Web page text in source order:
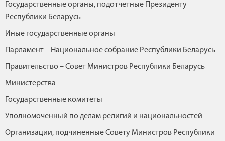
Государственные органы, подотчетные Президенту
Республики Беларусь
Иные государственные органы
Парламент – Национальное собрание Республики Беларусь
Правительство – Совет Министров Республики Беларусь
Министерства
Государственные комитеты
Уполномоченный по делам религий и национальностей
Организации, подчиненные Совету Министров Республики